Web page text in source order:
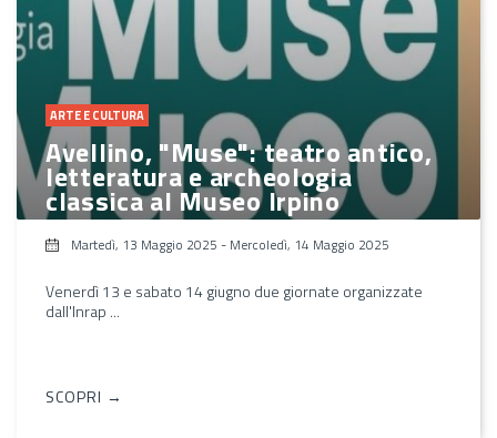
ARTE E CULTURA
Avellino, "Muse": teatro antico,
letteratura e archeologia
classica al Museo Irpino
Martedì, 13 Maggio 2025 - Mercoledì, 14 Maggio 2025
Venerdì 13 e sabato 14 giugno due giornate organizzate
dall'Inrap ...
SCOPRI →